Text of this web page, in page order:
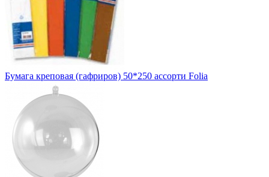
Бумага креповая (гафриров) 50*250 ассорти Folia